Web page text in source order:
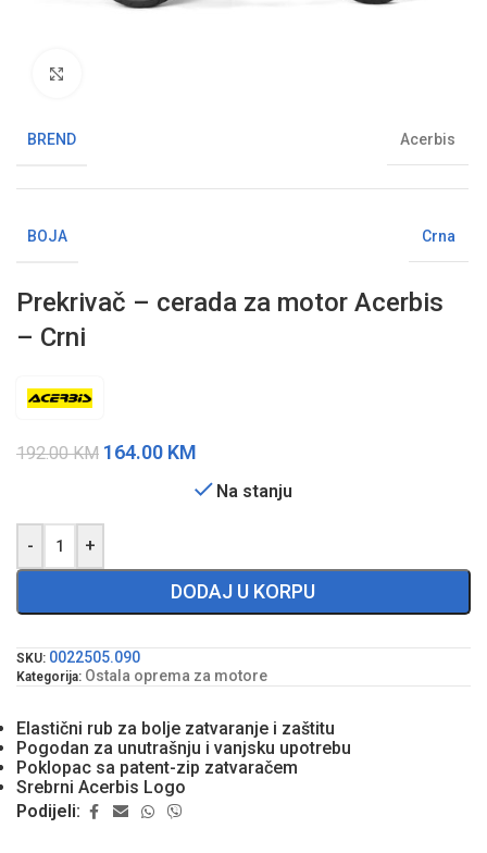
BREND Acerbis
BOJA Crna
Prekrivač – cerada za motor Acerbis
– Crni
192.00KM 164.00 KM
Na stanju
- +
DODAJ U KORPU
SKU: 0022505.090
Kategorija: Ostala oprema za motore
Elastični rub za bolje zatvaranje i zaštitu
Pogodan za unutrašnju i vanjsku upotrebu
Poklopac sa patent-zip zatvaračem
Srebrni Acerbis Logo
Podijeli: